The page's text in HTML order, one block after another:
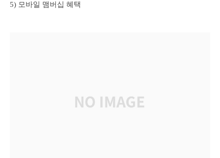
5) 모바일 맴버십 혜택